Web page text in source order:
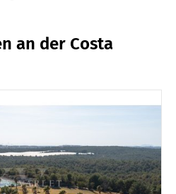
an der Costa